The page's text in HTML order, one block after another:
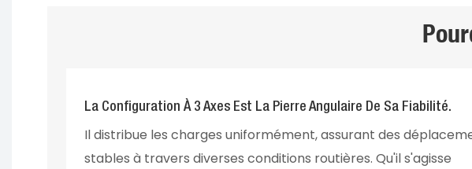
La Configuration À 3 Axes Est La Pierre Angulaire De Sa Fiabilité.
Il distribue les charges uniformément, assurant des
stables à travers diverses conditions routières. Qu'il s'agisse